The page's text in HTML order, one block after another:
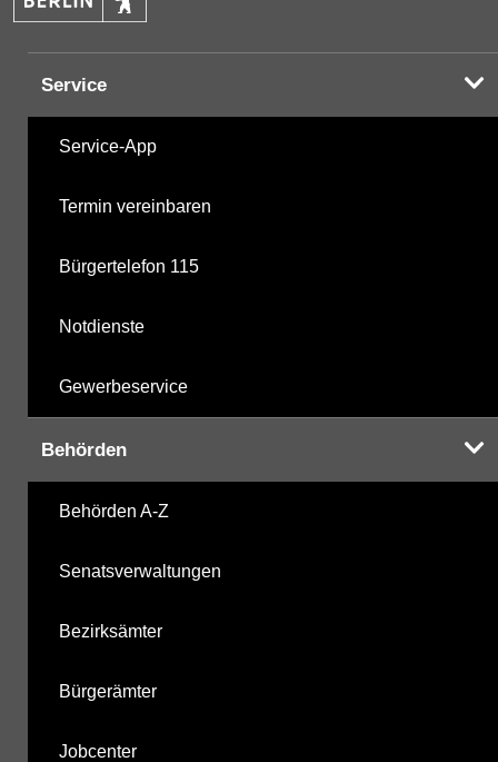
Service
Service-App
Termin vereinbaren
Bürgertelefon 115
Notdienste
Gewerbeservice
Behörden
Behörden A-Z
Senatsverwaltungen
Bezirksämter
Bürgerämter
Jobcenter